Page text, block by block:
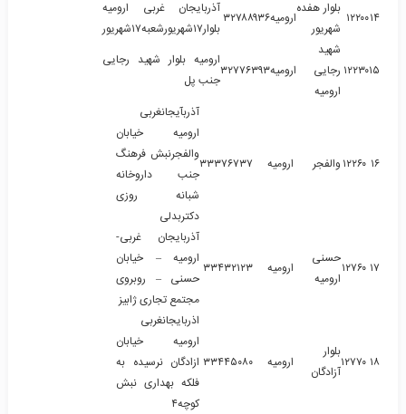
۱۴۱۲۲۰۰
بلوار هفده
شهریور
ارومیه۳۲۷۸۸۹۳۶
آذربایجان غربی ارومیه
بلوار۱۷شهریورشعبه۱۷شهریور
۱۵۱۲۲۳۰
شهید
رجایی
ارومیه
ارومیه۳۲۷۷۶۳۹۳
ارومیه بلوار شهید رجایی
جنب پل
۱۶ ۱۲۲۶۰ والفجر ارومیه ۳۳۳۷۶۷۳۷
آذربآیجانغربی
ارومیه خیابان
والفجرنبش فرهنگ
جنب داروخانه
شبانه روزی
دکتربدلی
۱۷ ۱۲۷۶۰
حسنی
ارومیه
ارومیه ۳۳۴۳۲۱۲۳
آذربایجان غربی-
ارومیه – خیابان
حسنی – روبروی
مجتمع تجاری ژابیز
۱۸ ۱۲۷۷۰
بلوار
آزادگان
ارومیه ۳۳۴۴۵۰۸۰
اذربایجانغربی
ارومیه خیابان
ازادگان نرسیده به
فلکه بهداری نبش
کوچه۴